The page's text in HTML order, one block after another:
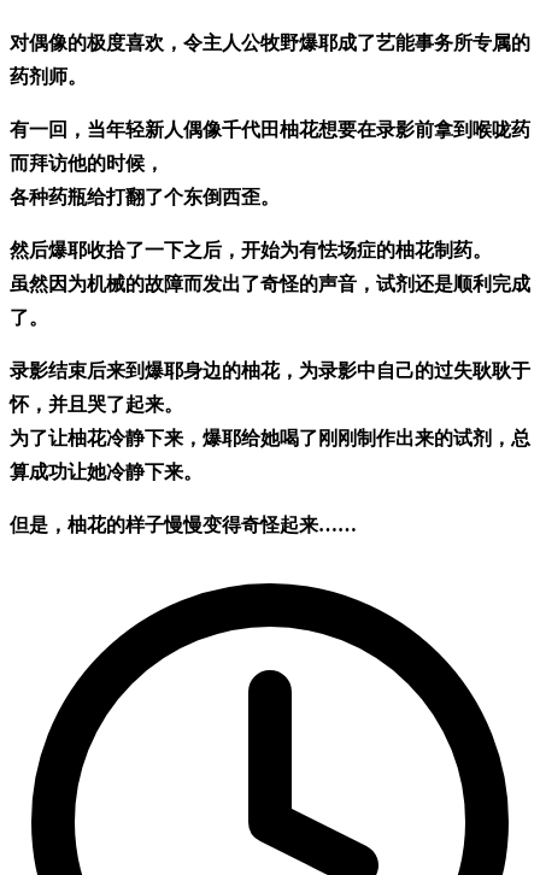
对偶像的极度喜欢，令主人公牧野爆耶成了艺能事务所专属的
药剂师。
有一回，当年轻新人偶像千代田柚花想要在录影前拿到喉咙药
而拜访他的时候，
各种药瓶给打翻了个东倒西歪。
然后爆耶收拾了一下之后，开始为有怯场症的柚花制药。
虽然因为机械的故障而发出了奇怪的声音，试剂还是顺利完成
了。
录影结束后来到爆耶身边的柚花，为录影中自己的过失耿耿于
怀，并且哭了起来。
为了让柚花冷静下来，爆耶给她喝了刚刚制作出来的试剂，总
算成功让她冷静下来。
但是，柚花的样子慢慢变得奇怪起来……